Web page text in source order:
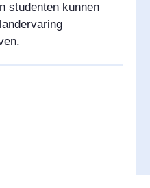
studenten kunnen